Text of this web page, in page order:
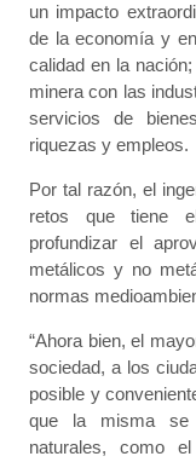
un impacto
de la economía y
calidad en la
minera con las
servicios de
riquezas y empleos.
Por tal razón, el
retos que tiene
profundizar el
metálicos y no
normas
“Ahora bien, el
sociedad, a los
posible y
que la misma se
naturales, como